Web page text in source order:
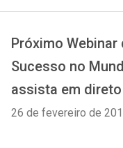
Próximo
Sucesso no
assista em
26 de fevereiro de